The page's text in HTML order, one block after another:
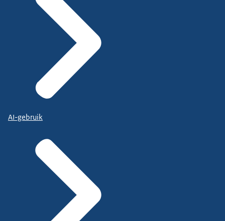
AI-gebruik